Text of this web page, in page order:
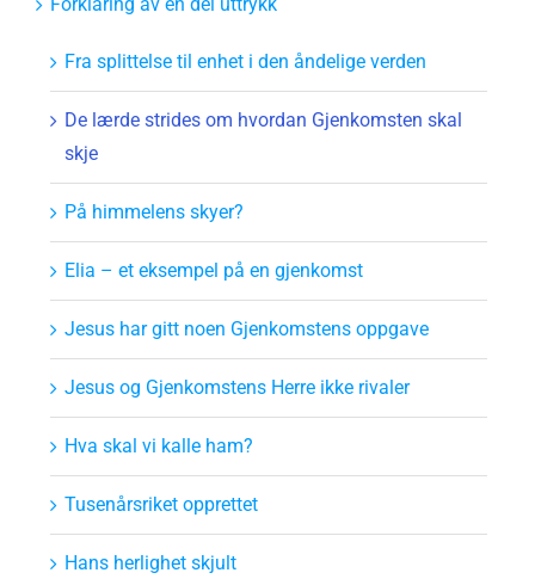
Fra splittelse til enhet i den åndelige verden
De lærde strides om hvordan Gjenkomsten skal
skje
På himmelens skyer?
Elia – et eksempel på en gjenkomst
Jesus har gitt noen Gjenkomstens oppgave
Jesus og Gjenkomstens Herre ikke rivaler
Hva skal vi kalle ham?
Tusenårsriket opprettet
Hans herlighet skjult